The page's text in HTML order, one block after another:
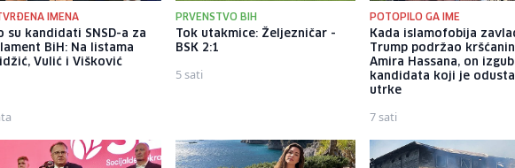
IMENA
su kandidati SNSD-a za
BiH: Na listama
Vulić i Višković
PRVENSTVO BIH
Tok utakmice: Željezničar -
BSK 2:1
5 sati
POTOPILO GA IME
Kada islamofobija
Trump podržao
Amira Hassana, on
kandidata koji je
utrke
7 sati